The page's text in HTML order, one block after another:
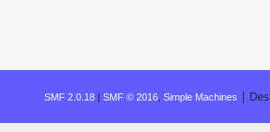
SMF 2.0.18 | SMF © 2016 Simple Machines |